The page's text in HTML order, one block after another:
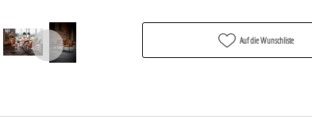
Auf die Wunschliste